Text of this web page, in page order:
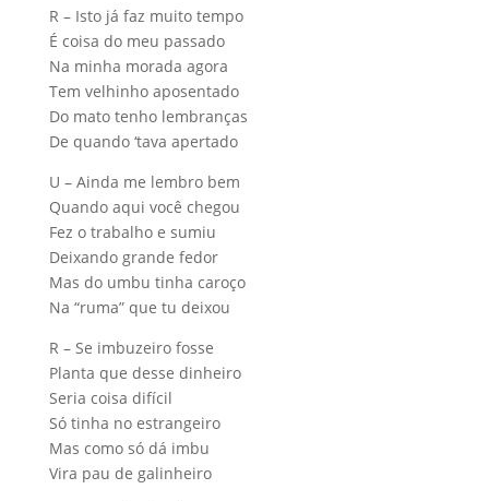
R – Isto já faz muito tempo
É coisa do meu passado
Na minha morada agora
Tem velhinho aposentado
Do mato tenho lembranças
De quando ‘tava apertado
U – Ainda me lembro bem
Quando aqui você chegou
Fez o trabalho e sumiu
Deixando grande fedor
Mas do umbu tinha caroço
Na “ruma” que tu deixou
R – Se imbuzeiro fosse
Planta que desse dinheiro
Seria coisa difícil
Só tinha no estrangeiro
Mas como só dá imbu
Vira pau de galinheiro